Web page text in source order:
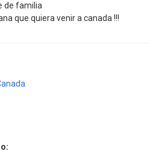
de familia
que quiera venir a canada !!!